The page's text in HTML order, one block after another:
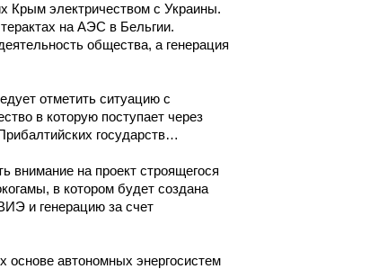
Крым электричеством с Украины.
на АЭС в Бельгии.
общества, а генерация
отметить ситуацию с
в которую поступает через
государств…
внимание на проект строящегося
в котором будет создана
и генерацию за счет
основе автономных энергосистем